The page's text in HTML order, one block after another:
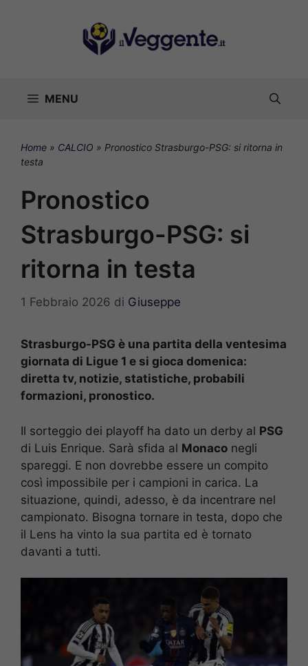
MENU
Home » CALCIO » Pronostico Strasburgo-PSG: si ritorna in
testa
Pronostico
Strasburgo-PSG: si
ritorna in testa
1 Febbraio 2026 di Giuseppe
Strasburgo-PSG è una partita della ventesima
giornata di Ligue 1 e si gioca domenica:
diretta tv, notizie, statistiche, probabili
formazioni, pronostico.
Il sorteggio dei playoff ha dato un derby al PSG
di Luis Enrique. Sarà sfida al Monaco negli
spareggi. E non dovrebbe essere un compito
così impossibile per i campioni in carica. La
situazione, quindi, adesso, è da incentrare nel
campionato. Bisogna tornare in testa, dopo che
il Lens ha vinto la sua partita ed è tornato
davanti a tutti.